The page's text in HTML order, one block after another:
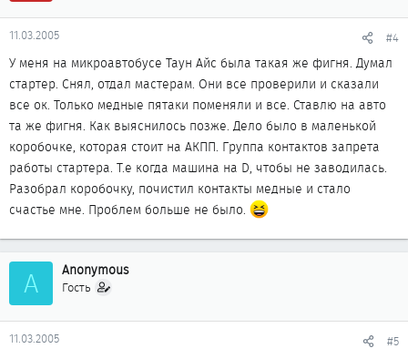
11.03.2005 #4
У меня на микроавтобусе Таун Айс была такая же фигня. Думал
стартер. Снял, отдал мастерам. Они все проверили и сказали
все ок. Только медные пятаки поменяли и все. Ставлю на авто
та же фигня. Как выяснилось позже. Дело было в маленькой
коробочке, которая стоит на АКПП. Группа контактов запрета
работы стартера. Т.е когда машина на D, чтобы не заводилась.
Разобрал коробочку, почистил контакты медные и стало
счастье мне. Проблем больше не было.
A Anonymous
Гость
11.03.2005 #5